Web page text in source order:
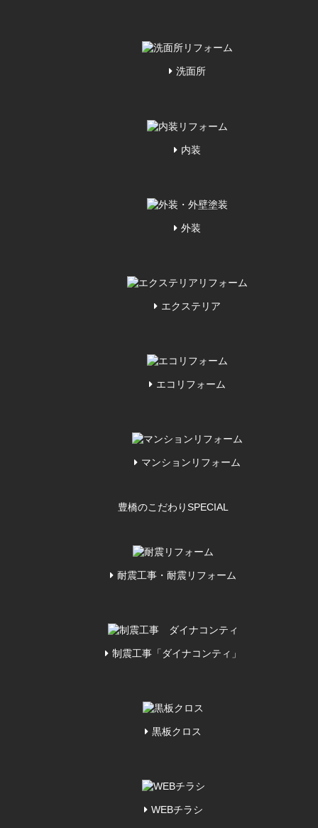
洗面所
内装
外装
エクステリア
エコリフォーム
マンションリフォーム
豊橋のこだわりSPECIAL
耐震工事・耐震リフォーム
制震工事「ダイナコンティ」
黒板クロス
WEBチラシ